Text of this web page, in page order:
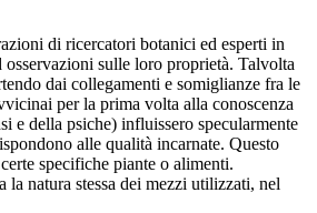
di ricercatori botanici ed esperti in
sulle loro proprietà. Talvolta
dai collegamenti e somiglianze fra le
per la prima volta alla conoscenza
e della psiche) influissero specularmente
alle qualità incarnate. Questo
specifiche piante o alimenti.
la natura stessa dei mezzi utilizzati, nel